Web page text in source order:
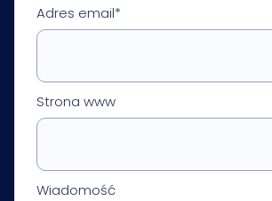
Adres email*
Strona www
Wiadomość